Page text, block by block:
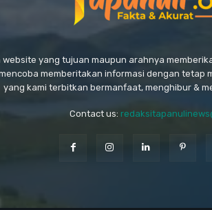
website yang tujuan maupun arahnya
memberitakan informasi dengan tetap
yang kami terbitkan bermanfaat, menghibur &
Contact us: